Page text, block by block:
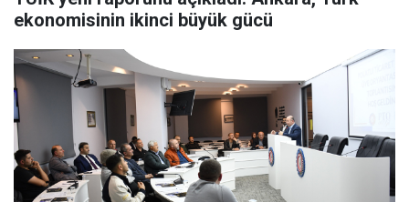
ekonomisinin ikinci büyük gücü